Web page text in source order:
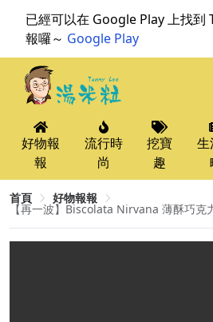
已經可以在 Google Play 上找到
報囉～ Google Play
好物報
報
流行時
尚
挖寶
趣
生
首頁 好物報報
【再一波】Biscolata Nirvana 薄酥巧克